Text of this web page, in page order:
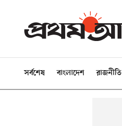
সর্বশেষ বাংলাদেশ রাজনীতি